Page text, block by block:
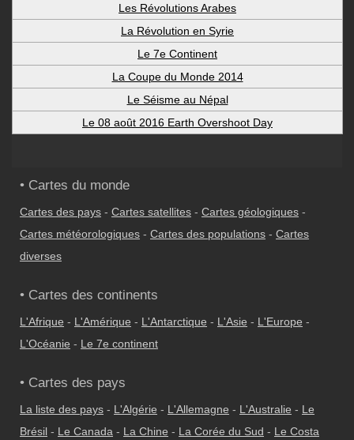
Les Révolutions Arabes
La Révolution en Syrie
Le 7e Continent
La Coupe du Monde 2014
Le Séisme au Népal
Le 08 août 2016 Earth Overshoot Day
• Cartes du monde
Cartes des pays - Cartes satellites - Cartes géologiques -
Cartes météorologiques - Cartes des populations - Cartes
diverses
• Cartes des continents
L'Afrique - L'Amérique - L'Antarctique - L'Asie - L'Europe -
L'Océanie - Le 7e continent
• Cartes des pays
La liste des pays - L'Algérie - L'Allemagne - L'Australie - Le
Brésil - Le Canada - La Chine - La Corée du Sud - Le Costa